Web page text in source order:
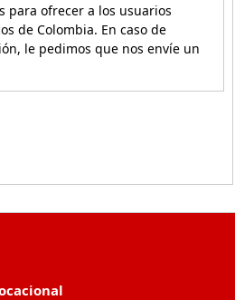
para ofrecer a los usuarios
de Colombia. En caso de
le pedimos que nos envíe un